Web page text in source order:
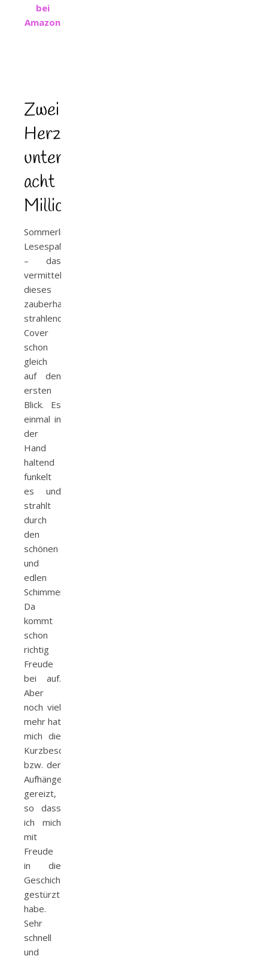
bei
Amazon
Zwei
Herzen
unter
acht
Millionen
Sommerlicher
Lesespaß
– das
vermittelt
dieses
zauberhafte,
strahlende
Cover
schon
gleich
auf den
ersten
Blick. Es
einmal in
der
Hand
haltend
funkelt
es und
strahlt
durch
den
schönen
und
edlen
Schimmerlook.
Da
kommt
schon
richtig
Freude
bei auf.
Aber
noch viel
mehr hat
mich die
Kurzbeschreibung,
bzw. der
Aufhänger
gereizt,
so dass
ich mich
mit
Freude
in die
Geschichte
gestürzt
habe.
Sehr
schnell
und